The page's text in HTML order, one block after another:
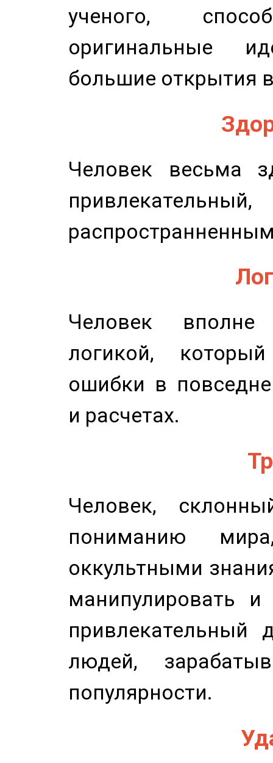
ученого,
оригинальные
большие открытия
Человек весьма
Человек
логикой,
ошибки в
и расчетах.
Человек,
пониманию
оккультными
манипулировать
привлекательный
людей,
популярности.